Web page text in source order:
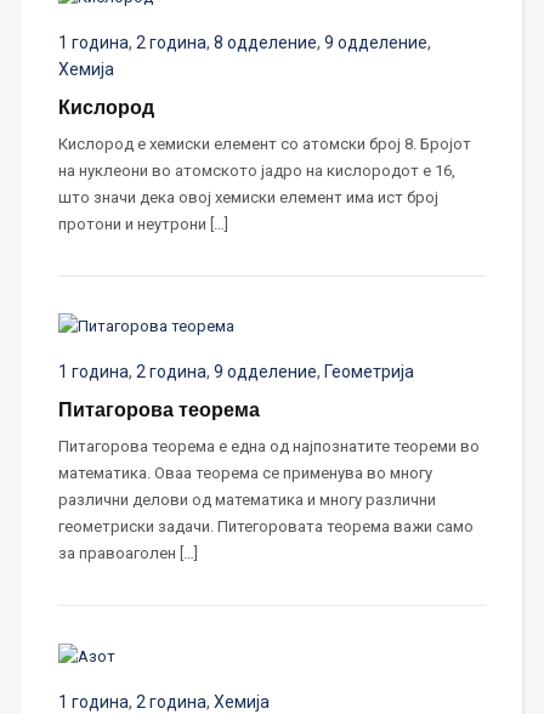
1 година, 2 година, 8 одделение, 9 одделение,
Хемија
Кислород
Кислород е хемиски елемент со атомски број 8. Бројот
на нуклеони во атомското јадро на кислородот е 16,
што значи дека овој хемиски елемент има ист број
протони и неутрони […]
1 година, 2 година, 9 одделение, Геометрија
Питагорова теорема
Питагорова теорема е една од најпознатите теореми во
математика. Оваа теорема се применува во многу
различни делови од математика и многу различни
геометриски задачи. Питегоровата теорема важи само
за правоаголен […]
1 година, 2 година, Хемија